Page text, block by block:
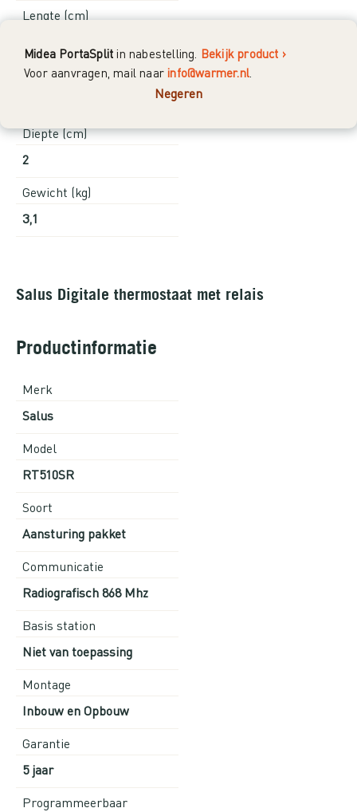
Midea PortaSplit in nabestelling. Bekijk product ›
Voor aanvragen, mail naarinfo@warmer.nl
Negeren
Lengte (cm)
Breedte (cm)
Diepte (cm)
2
Gewicht (kg)
3,1
Salus Digitale thermostaat met relais
Productinformatie
Merk
Salus
Model
RT510SR
Soort
Aansturing pakket
Communicatie
Radiografisch 868 Mhz
Basis station
Niet van toepassing
Montage
Inbouw en Opbouw
Garantie
5 jaar
Programmeerbaar